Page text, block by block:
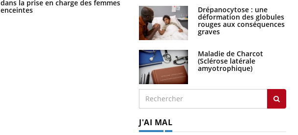
dans la prise en charge des femmes
enceintes Drépanocytose : une
déformation des globules
rouges aux conséquences
graves
Maladie de Charcot
(Sclérose latérale
amyotrophique)
J'AI MAL